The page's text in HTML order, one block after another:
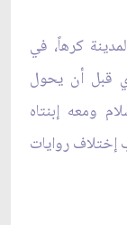
كرهاً، في
سنة 61 للهجرة أي قبل أن يحول
ومعه إبنتاه
روايات